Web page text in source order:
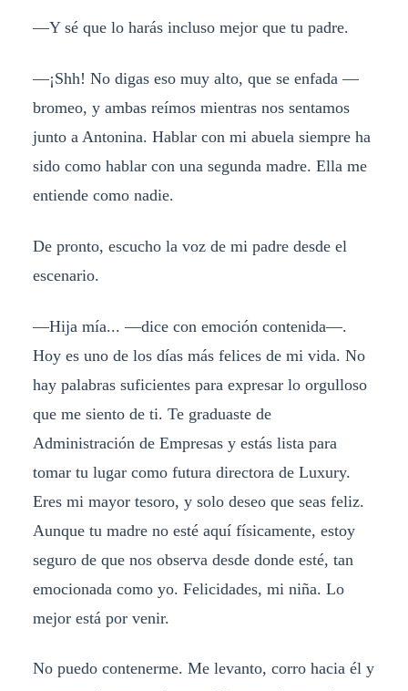
—Y sé que lo harás incluso mejor que tu padre.
—¡Shh! No digas eso muy alto, que se enfada —
bromeo, y ambas reímos mientras nos sentamos
junto a Antonina. Hablar con mi abuela siempre ha
sido como hablar con una segunda madre. Ella me
entiende como nadie.
De pronto, escucho la voz de mi padre desde el
escenario.
—Hija mía... —dice con emoción contenida—.
Hoy es uno de los días más felices de mi vida. No
hay palabras suficientes para expresar lo orgulloso
que me siento de ti. Te graduaste de
Administración de Empresas y estás lista para
tomar tu lugar como futura directora de Luxury.
Eres mi mayor tesoro, y solo deseo que seas feliz.
Aunque tu madre no esté aquí físicamente, estoy
seguro de que nos observa desde donde esté, tan
emocionada como yo. Felicidades, mi niña. Lo
mejor está por venir.
No puedo contenerme. Me levanto, corro hacia él y